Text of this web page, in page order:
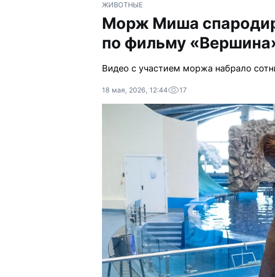
ЖИВОТНЫЕ
Морж Миша
по фильму
Видео с участием моржа набрало
18 мая, 2026, 12:44 17